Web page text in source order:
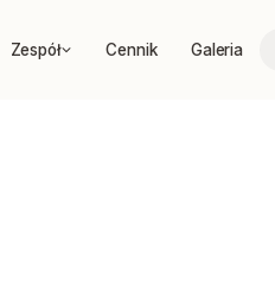
Zespół Cennik Galeria